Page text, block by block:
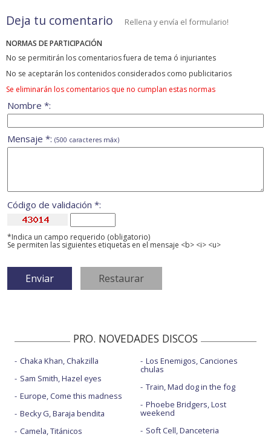
Deja tu comentario Rellena y envía el formulario!
NORMAS DE PARTICIPACIÓN
No se permitirán los comentarios fuera de tema ó injuriantes
No se aceptarán los contenidos considerados como publicitarios
Se eliminarán los comentarios que no cumplan estas normas
Nombre *:
Mensaje *: (500 caracteres máx)
Código de validación *:
*Indica un campo requerido (obligatorio)
Se permiten las siguientes etiquetas en el mensaje <b> <i> <u>
PRO. NOVEDADES DISCOS
Chaka Khan, Chakzilla
Sam Smith, Hazel eyes
Europe, Come this madness
Becky G, Baraja bendita
Camela, Titánicos
Los Enemigos, Canciones
chulas
Train, Mad dog in the fog
Phoebe Bridgers, Lost
weekend
Soft Cell, Danceteria